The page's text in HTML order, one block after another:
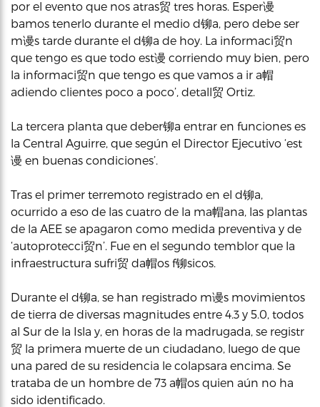
por el evento que nos atras贸 tres horas. Esper谩
bamos tenerlo durante el medio d铆a, pero debe ser
m谩s tarde durante el d铆a de hoy. La informaci贸n
que tengo es que todo est谩 corriendo muy bien, pero
la informaci贸n que tengo es que vamos a ir a帽
adiendo clientes poco a poco’, detall贸 Ortiz.
La tercera planta que deber铆a entrar en funciones es
la Central Aguirre, que según el Director Ejecutivo ‘est
谩 en buenas condiciones’.
Tras el primer terremoto registrado en el d铆a,
ocurrido a eso de las cuatro de la ma帽ana, las plantas
de la AEE se apagaron como medida preventiva y de
‘autoprotecci贸n’. Fue en el segundo temblor que la
infraestructura sufri贸 da帽os f铆sicos.
Durante el d铆a, se han registrado m谩s movimientos
de tierra de diversas magnitudes entre 4.3 y 5.0, todos
al Sur de la Isla y, en horas de la madrugada, se registr
贸 la primera muerte de un ciudadano, luego de que
una pared de su residencia le colapsara encima. Se
trataba de un hombre de 73 a帽os quien aún no ha
sido identificado.